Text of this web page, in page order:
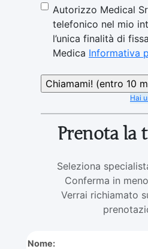
Autorizzo Medical
telefonico nel mio
l’unica finalità di
Medica Informativa
Hai
Prenota la
Seleziona
Conferma in
Verrai richiamato
Nome: